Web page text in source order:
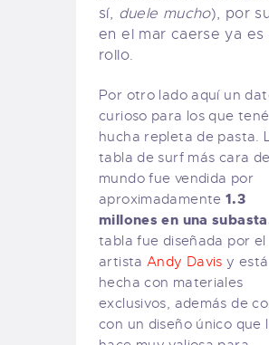
sí, duele mucho), por
en el mar caerse ya
rollo.
Por otro lado aquí un
curioso para los que
hucha repleta de pasta.
tabla de surf más cara
mundo fue vendida por
aproximadamente1.3
millones en una
tabla fue diseñada por el
artistaAndy Davis y está
hecha con materiales
exclusivos, además de
con un diseño único que